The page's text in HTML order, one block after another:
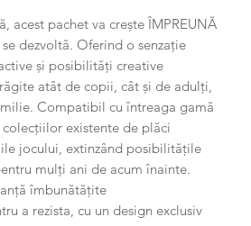
acest pachet va crește ÎMPREUNĂ
dezvoltă. Oferind o senzație
și posibilități creative
atât de copii, cât și de adulți,
Compatibil cu întreaga gamă
existente de plăci
jocului, extinzând posibilitățile
mulți ani de acum înainte.
îmbunătățite
a rezista, cu un design exclusiv